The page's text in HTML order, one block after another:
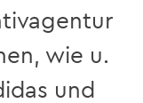
wie u.
und